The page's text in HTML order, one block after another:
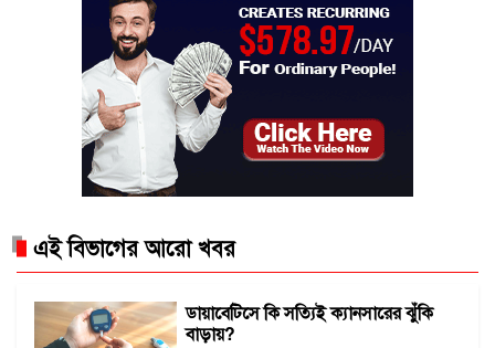
এই বিভাগের আরো খবর
ডায়াবেটিসে কি সত্যিই ক্যানসারের ঝুঁকি
বাড়ায়?